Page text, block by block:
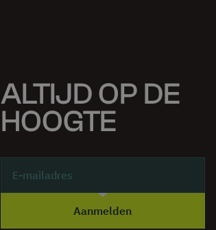
ALTIJD OP DE
HOOGTE
Aanmelden